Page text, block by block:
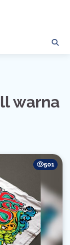
warna
501